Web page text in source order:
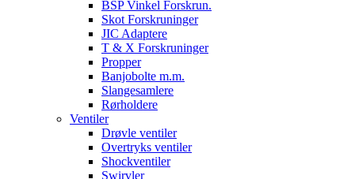
BSP Vinkel Forskrun.
Skot Forskruninger
JIC Adaptere
T & X Forskruninger
Propper
Banjobolte m.m.
Slangesamlere
Rørholdere
Ventiler
Drøvle ventiler
Overtryks ventiler
Shockventiler
Swirvler